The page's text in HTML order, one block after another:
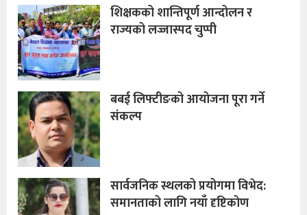
शिक्षकको शान्तिपूर्ण आन्दोलन र
राज्यको लज्जास्पद चुप्पी
बबई लिफ्टीङको आयोजना पूरा गर्ने
संकल्प
सार्वजनिक स्थलको प्रयोगमा विभेद:
समानताको लागि नयाँ दृष्टिकोण